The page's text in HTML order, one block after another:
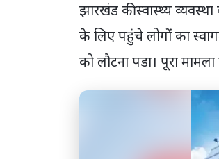
झारखंड की स्वास्थ्य
के लिए पहुंचे लोगों का
को लौटना पडा। पूरा